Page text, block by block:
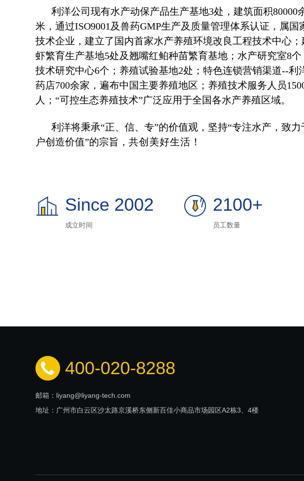
利洋公司现有水产动保产品生产基地3处，建筑面积80000
米，通过ISO9001及兽药GMP生产及质量管理体系认证，属国
技术企业，建立了国内首家水产养殖环境改良工程技术中心；
虾繁育生产基地5处及翘嘴红鲌种苗繁育基地； 水产研究室8个
技术研究中心6个；养殖试验基地2处；特色连锁营销渠道--利
药店700余家，遍布中国主要养殖地区；养殖技术服务人员
人；“可控生态养殖技术”广泛应用于全国各水产养殖区域。
利洋将秉承“正、信、专”的价值观，坚持“专注水产，致力
户创造价值”的宗旨， 共创美好生活！
Since 2002
成立时间
2100+
员工数量
400-020-8288
邮箱：liyang@liyang-tech.com
地址：广州市白云区沙太路京溪桥东侧新百佳小商品市场园区A2栋3、4楼